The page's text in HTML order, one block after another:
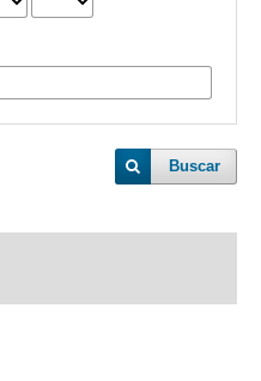
Buscar